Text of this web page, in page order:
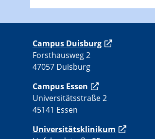
Campus Duisburg
Forsthausweg 2
47057 Duisburg
Campus Essen
Universitätsstraße 2
45141 Essen
Universitätsklinikum